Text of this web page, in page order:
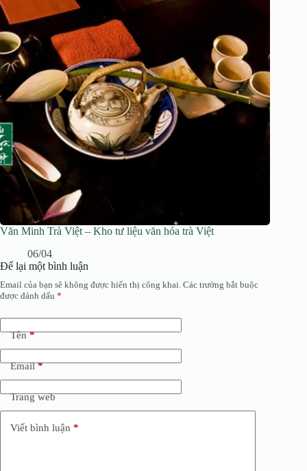
Văn Minh Trà Việt – Kho tư liệu văn hóa trà Việt
06/04
Để lại một bình luận
Email của bạn sẽ không được hiển thị công khai. Các trường bắt buộc
được đánh dấu *
Tên*
Email*
Trang web
Viết bình luận *